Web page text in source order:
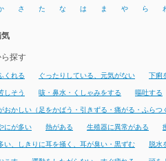
さ た な は ま や ら
探す
くれる ぐったりしている、元気がない 下痢
しそう 咳・鼻水・くしゃみをする 嘔吐する
おかしい（足をかばう・引きずる・痛がる・ふらつ
にが多い 熱がある 生殖器に異常がある
い、しきりに耳を掻く、耳が臭い・黒ずむ 脱水